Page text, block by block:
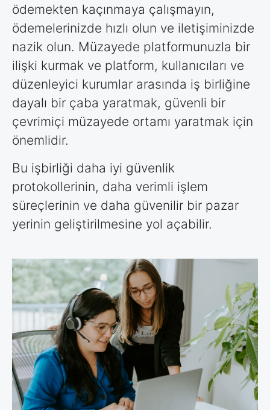
ödemekten kaçınmaya çalışmayın,
ödemelerinizde hızlı olun ve iletişiminizde
nazik olun. Müzayede platformunuzla bir
ilişki kurmak ve platform, kullanıcıları ve
düzenleyici kurumlar arasında iş birliğine
dayalı bir çaba yaratmak, güvenli bir
çevrimiçi müzayede ortamı yaratmak için
önemlidir.
Bu işbirliği daha iyi güvenlik
protokollerinin, daha verimli işlem
süreçlerinin ve daha güvenilir bir pazar
yerinin geliştirilmesine yol açabilir.